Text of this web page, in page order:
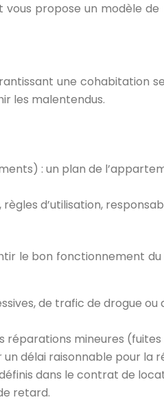
propose un modèle
une cohabitation
les malentendus.
: un plan de
d’utilisation,
le bon fonctionnement
de trafic de drogue
mineures (fuites
délai raisonnable pour la
dans le contrat de
retard.